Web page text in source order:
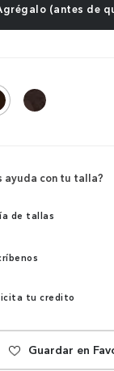
ayuda con tu talla?
de tallas
tu credito